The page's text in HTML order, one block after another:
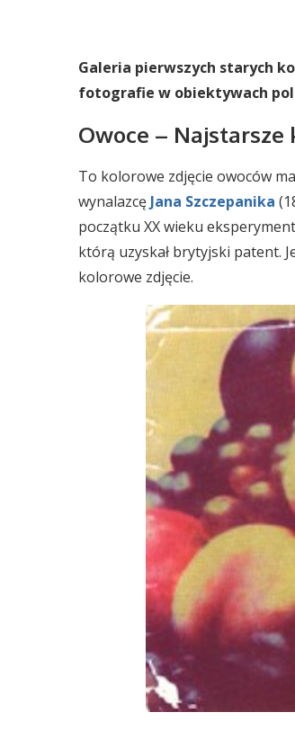
Galeria pierwszych starych
fotografie w obiektywach
Owoce –
To kolorowe zdjęcie owoców
wynalazcę Jana Szczepanika
początku XX wieku
którą uzyskał brytyjski patent.
kolorowe zdjęcie.